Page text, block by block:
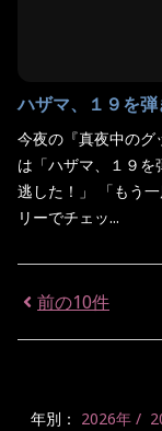
ハザマ、１９を弾
今夜の『真夜中のグ
は「ハザマ、１９を
逃した！」 「もう
リーでチェッ...
前の10件
年別： 2026年